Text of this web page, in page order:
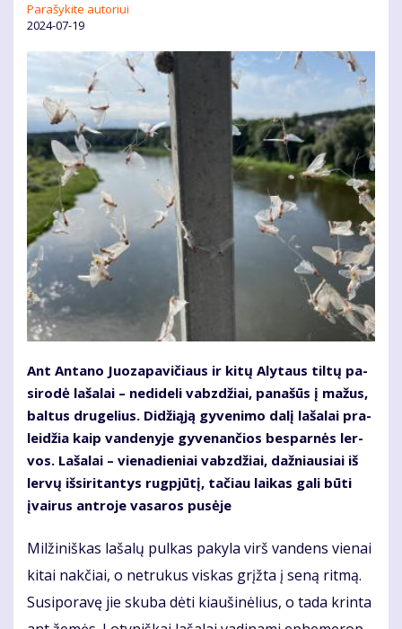
Parašykite autoriui
2024-07-19
Ant Antano Juo­za­pa­vi­čiaus ir ki­tų Aly­taus til­tų pa­
si­ro­dė la­ša­lai – ne­di­de­li vabz­džiai, pa­na­šūs į ma­žus,
bal­tus dru­ge­lius. Di­dži­ą­ją gy­ve­ni­mo da­lį la­ša­lai pra­
lei­džia kaip van­de­ny­je gy­ve­nan­čios be­spar­nės ler­
vos. La­ša­lai – vie­na­die­niai vabz­džiai, daž­niau­siai iš
ler­vų iš­si­ri­tan­tys rug­pjū­tį, ta­čiau lai­kas ga­li bū­ti
įvai­rus ant­ro­je va­sa­ros pu­sė­je
Mil­ži­niš­kas la­ša­lų pul­kas pa­ky­la virš van­dens vie­nai
ki­tai nak­čiai, o ne­tru­kus vis­kas grįž­ta į se­ną rit­mą.
Su­si­po­ra­vę jie sku­ba dė­ti kiau­ši­nė­lius, o ta­da krin­ta